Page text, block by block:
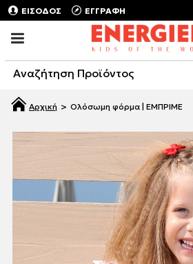
ΕΙΣΟΔΟΣ ΕΓΓΡΑΦΗ
Ολόσωμη φόρμα | ΕΜΠΡΙΜΕ